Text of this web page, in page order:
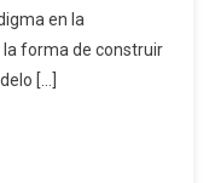
en la
forma de construir
[…]